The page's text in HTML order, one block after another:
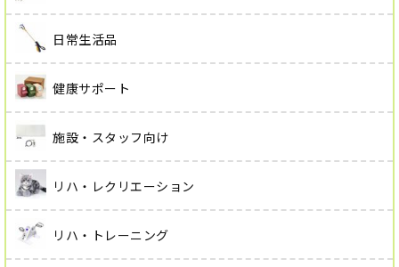
日常生活品
健康サポート
施設・スタッフ向け
リハ・レクリエーション
リハ・トレーニング